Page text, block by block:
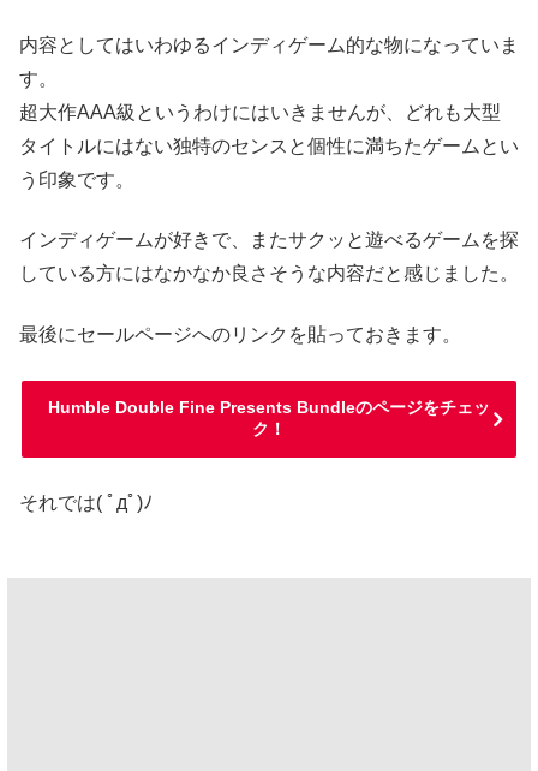
内容としてはいわゆるインディゲーム的な物になっていま
す。
超大作AAA級というわけにはいきませんが、どれも大型
タイトルにはない独特のセンスと個性に満ちたゲームとい
う印象です。
インディゲームが好きで、またサクッと遊べるゲームを探
している方にはなかなか良さそうな内容だと感じました。
最後にセールページへのリンクを貼っておきます。
Humble Double Fine Presents Bundleのページをチェッ
ク！
それでは( ﾟдﾟ)ﾉ